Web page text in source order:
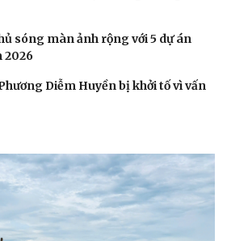
sóng màn ảnh rộng với 5 dự án
2026
Diễm Huyền bị khởi tố vì vấn